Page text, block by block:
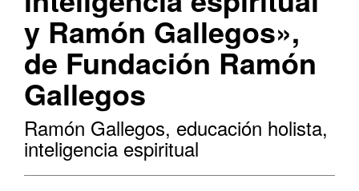
y Ramón Gallegos»,
de Fundación Ramón
Gallegos
Ramón Gallegos, educación holista,
inteligencia espiritual